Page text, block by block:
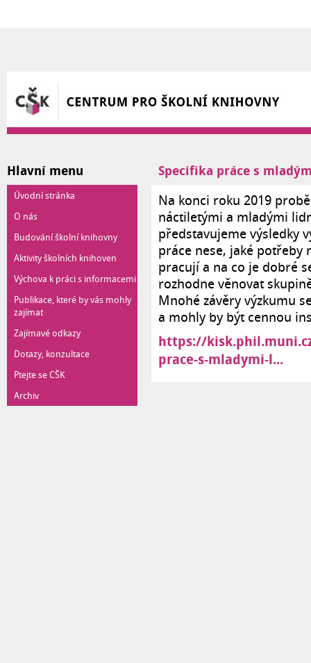
Hlavní menu
Úvodní stránka
O nás
Budování školní knihovny
Aktivity školních knihoven
Výchova k práci s informacemi
Publikace, které by vás mohly
zajímat
Zajímavé odkazy
Dotazy, konzultace
Ptejte se CŠK
Archiv
Specifika práce s
Na konci roku 2019
náctiletými a mladými
představujeme výsledky
práce nese, jaké
pracují a na co je dobré
rozhodne věnovat
Mnohé závěry výzkumu
a mohly by být cennou
https://
prace-s-mladymi-l...